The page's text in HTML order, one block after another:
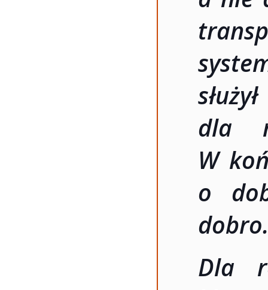
dla
W
o
Dla